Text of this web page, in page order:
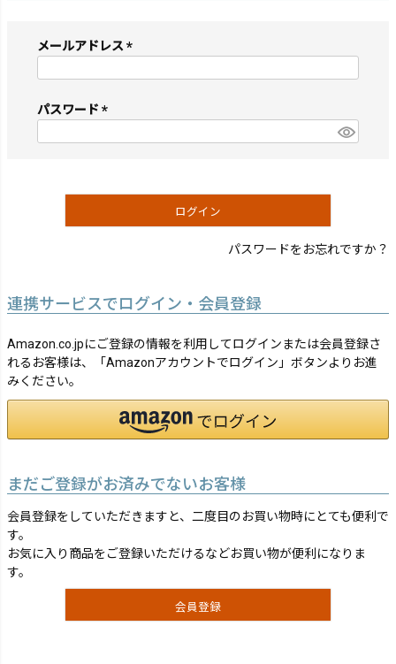
メールアドレス
須)
パスワード
須)
ログイン
パスワードをお忘れですか？
連携サービスでログイン・会員登録
Amazon.co.jpにご登録の情報を利用してログインまたは会員登録さ
れるお客様は、「Amazonアカウントでログイン」ボタンよりお進
みください。
まだご登録がお済みでないお客様
会員登録をしていただきますと、二度目のお買い物時にとても便利で
す。
お気に入り商品をご登録いただけるなどお買い物が便利になりま
す。
会員登録